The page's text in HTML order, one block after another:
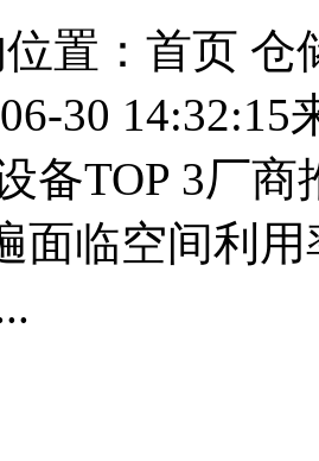
置：首页 仓
30
备TOP 3厂
面临空间利